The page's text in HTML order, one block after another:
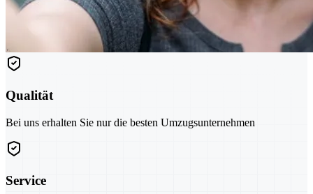
Qualität
Bei uns erhalten Sie nur die besten Umzugsunternehmen
Service